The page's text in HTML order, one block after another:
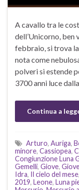
A cavallo tra le
dell’Unicorno, ben
febbraio, si trova
nota come
polveri si estende
3700 anni luce
Continua a
Arturo, Auriga,
minore, Cassiopea,
Congiunzione Luna
Gemelli, Giove,
Idra, Il cielo del mese,
2019, Leone, Luna